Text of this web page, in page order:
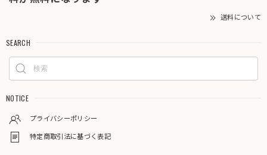
送料について
SEARCH
NOTICE
プライバシーポリシー
特定商取引法に基づく表記